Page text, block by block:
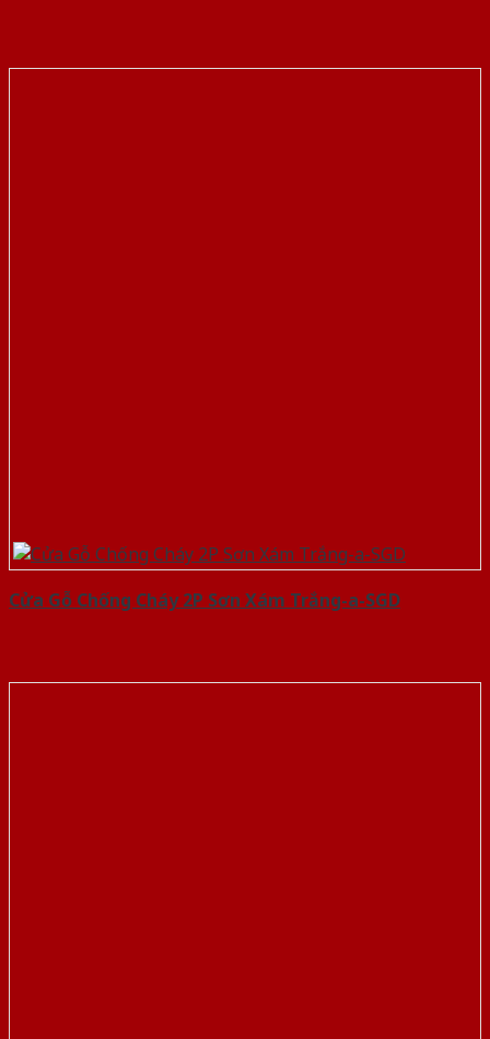
Cửa Gỗ Chống Cháy 2P Sơn Xám Trắng-a-SGD